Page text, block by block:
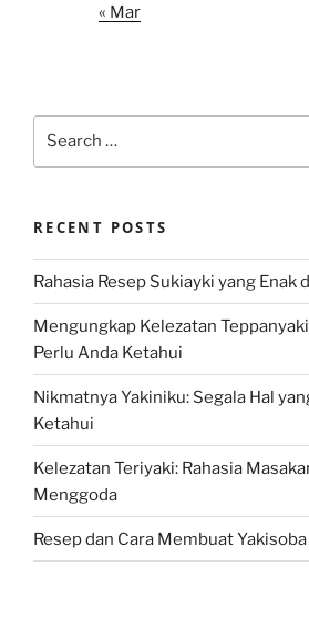
« Mar
RECENT POSTS
Rahasia Resep Sukiayki yang Enak
Mengungkap Kelezatan
Perlu Anda Ketahui
Nikmatnya Yakiniku: Segala Hal
Ketahui
Kelezatan Teriyaki: Rahasia
Menggoda
Resep dan Cara Membuat